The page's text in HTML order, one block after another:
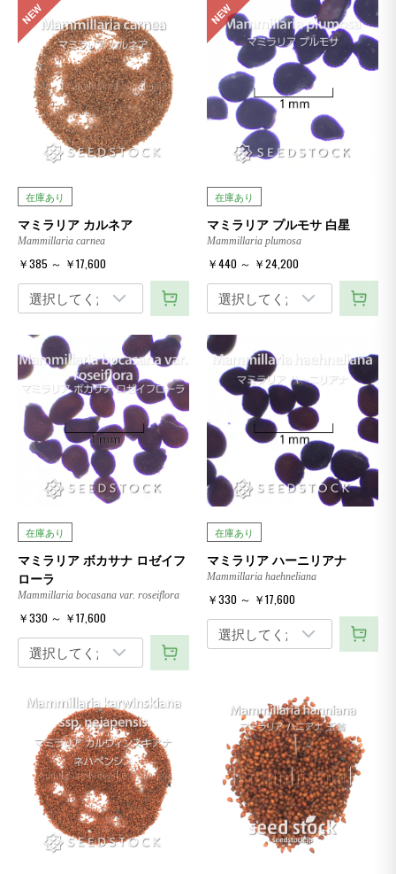
NEW
在庫あり
マミラリア カルネア
Mammillaria carnea
￥385 ～ ￥17,600
NEW
在庫あり
マミラリア プルモサ 白星
Mammillaria plumosa
￥440 ～ ￥24,200
在庫あり
マミラリア ボカサナ ロゼイフ
ローラ
Mammillaria bocasana var. roseiflora
￥330 ～ ￥17,600
在庫あり
マミラリア ハーニリアナ
Mammillaria haehneliana
￥330 ～ ￥17,600